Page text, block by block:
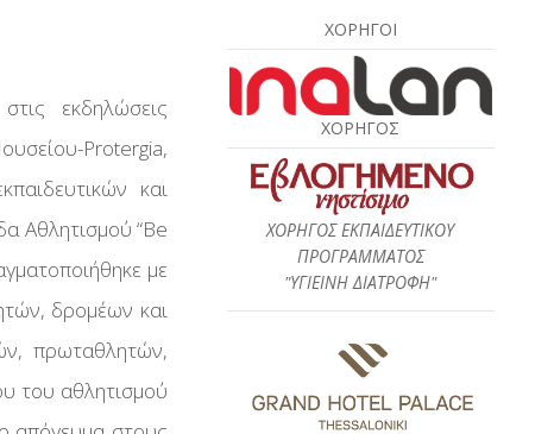
εκδηλώσεις
Protergia,
και
Αθλητισμού “Be
με
δρομέων και
πρωταθλητών,
του αθλητισμού
ΧΟΡΗΓΟΙ
ΧΟΡΗΓΟΣ
ΧΟΡΗΓΟΣ ΕΚΠΑΙΔΕΥΤΙΚΟΥ
ΠΡΟΓΡΑΜΜΑΤΟΣ
"ΥΓΙΕΙΝΗ ΔΙΑΤΡΟΦΗ"